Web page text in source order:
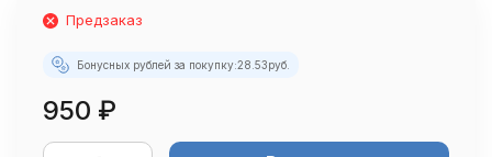
Предзаказ
Бонусных рублей за покупку:28.53руб.
950 ₽